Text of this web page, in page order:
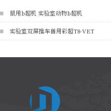
鼠用b超机 实验室动物b超机
实验室双屏推车兽用彩超T8-VET